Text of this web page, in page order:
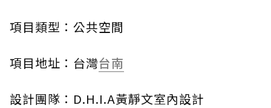
項目類型：公共空間
項目地址：台灣台南
設計團隊：D.H.I.A黃靜文室內設計